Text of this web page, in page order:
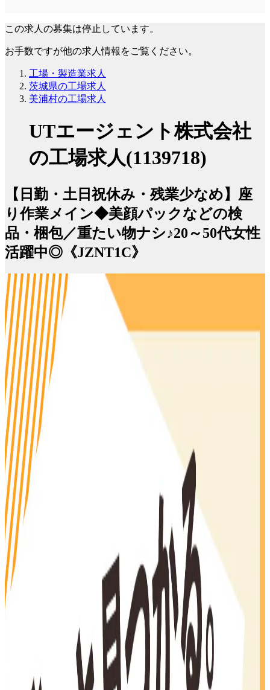
この求人の募集は停止しています。
お手数ですが他の求人情報をご覧ください。
工場・製造業求人
茨城県の工場求人
美浦村の工場求人
UTエージェント株式会社
の工場求人(1139718)
【日勤・土日祝休み・残業少なめ】座
り作業メイン◆美顔パックなどの検
品・梱包／重たい物ナシ♪20～50代女性
活躍中◎《JZNT1C》